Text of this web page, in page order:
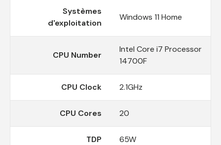
Systèmes
d'exploitation
Windows 11 Home
CPU Number
Intel Core i7 Processor
14700F
CPU Clock 2.1GHz
CPU Cores 20
TDP 65W